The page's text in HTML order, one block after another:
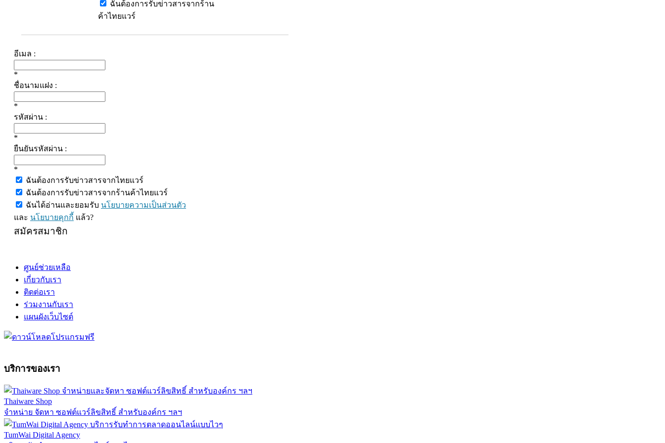
ฉันต้องการรับข่าวสารจากร้าน
ค้าไทยแวร์
อีเมล :
*
ชื่อนามแฝง :
*
รหัสผ่าน :
*
ยืนยันรหัสผ่าน :
*
ฉันต้องการรับข่าวสารจากไทยแวร์
ฉันต้องการรับข่าวสารจากร้านค้าไทยแวร์
ฉันได้อ่านและยอมรับ นโยบายความเป็นส่วนตัว
และ นโยบายคุกกี้ แล้ว?
สมัครสมาชิก
ศูนย์ช่วยเหลือ
เกี่ยวกับเรา
ติดต่อเรา
ร่วมงานกับเรา
แผนผังเว็บไซต์
บริการของเรา
Thaiware Shop
จำหน่าย จัดหา ซอฟต์แวร์ลิขสิทธิ์ สำหรับองค์กร ฯลฯ
TumWai Digital Agency